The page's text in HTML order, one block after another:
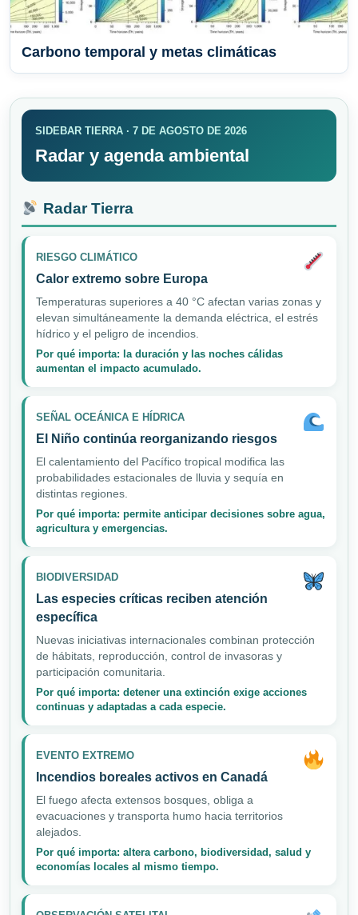
Carbono temporal y metas climáticas
SIDEBAR TIERRA · 7 DE AGOSTO DE 2026
Radar y agenda ambiental
Radar Tierra
RIESGO CLIMÁTICO
Calor extremo sobre Europa
Temperaturas superiores a 40 °C afectan varias zonas y
elevan simultáneamente la demanda eléctrica, el estrés
hídrico y el peligro de incendios.
Por qué importa: la duración y las noches cálidas
aumentan el impacto acumulado.
SEÑAL OCEÁNICA E HÍDRICA
El Niño continúa reorganizando riesgos
El calentamiento del Pacífico tropical modifica las
probabilidades estacionales de lluvia y sequía en
distintas regiones.
Por qué importa: permite anticipar decisiones sobre agua,
agricultura y emergencias.
BIODIVERSIDAD
Las especies críticas reciben atención
específica
Nuevas iniciativas internacionales combinan protección
de hábitats, reproducción, control de invasoras y
participación comunitaria.
Por qué importa: detener una extinción exige acciones
continuas y adaptadas a cada especie.
EVENTO EXTREMO
Incendios boreales activos en Canadá
El fuego afecta extensos bosques, obliga a
evacuaciones y transporta humo hacia territorios
alejados.
Por qué importa: altera carbono, biodiversidad, salud y
economías locales al mismo tiempo.